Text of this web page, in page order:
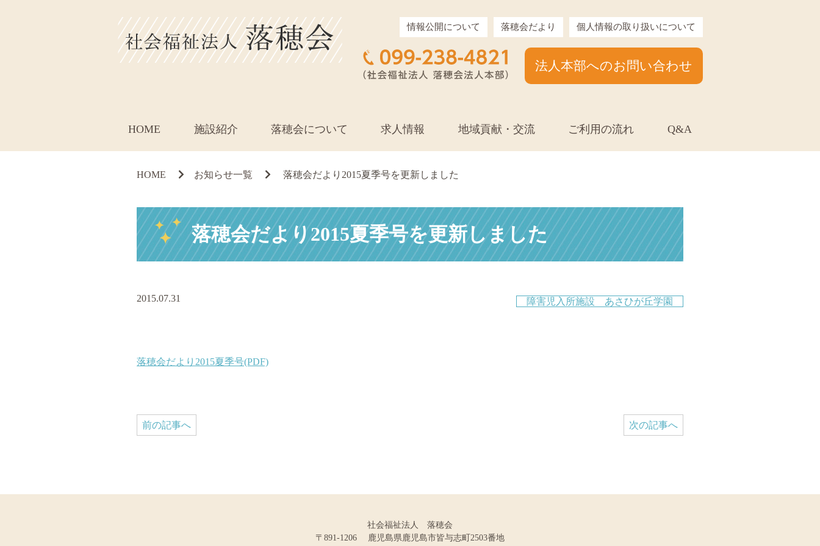
情報公開について 落穂会だより 個人情報の取り扱いについて
法人本部へのお問い合わせ
HOME 施設紹介 落穂会について 求人情報 地域貢献・交流 ご利用の流れ Q&A
HOME お知らせ一覧 落穂会だより2015夏季号を更新しました
落穂会だより2015夏季号を更新しました
障害児入所施設 あさひが丘学園
2015.07.31
落穂会だより2015夏季号(PDF)
前の記事へ 次の記事へ
社会福祉法人 落穂会
〒891-1206 鹿児島県鹿児島市皆与志町2503番地